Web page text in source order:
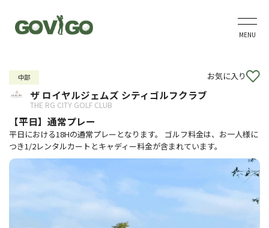
MENU
中部 お気に入り
ザ ロイヤルジェムズ シティゴルフクラブ
THE RG CITY GOLF CLUB
【平日】通常プレー
平日における18Hの通常プレーとなります。 ゴルフ料金は、お一人様に
つき1/2レンタルカートとキャディー料金が含まれています。